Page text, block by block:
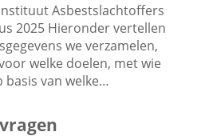
Asbestslachtoffers
2025 Hieronder vertellen
we verzamelen,
welke doelen, met wie
basis van welke…